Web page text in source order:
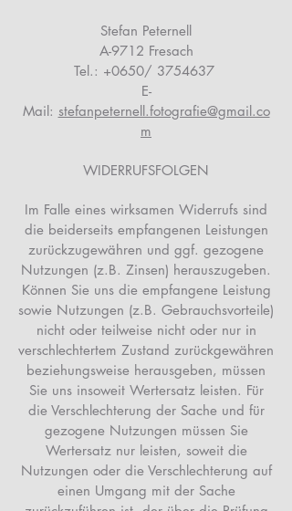
Stefan Peternell
A-9712 Fresach
Tel.: +0650/ 3754637
E-
Mail: stefanpeternell.fotografie@gmail.co
m
WIDERRUFSFOLGEN
Im Falle eines wirksamen Widerrufs sind
die beiderseits empfangenen Leistungen
zurückzugewähren und ggf. gezogene
Nutzungen (z.B. Zinsen) herauszugeben.
Können Sie uns die empfangene Leistung
sowie Nutzungen (z.B. Gebrauchsvorteile)
nicht oder teilweise nicht oder nur in
verschlechtertem Zustand zurückgewähren
beziehungsweise herausgeben, müssen
Sie uns insoweit Wertersatz leisten. Für
die Verschlechterung der Sache und für
gezogene Nutzungen müssen Sie
Wertersatz nur leisten, soweit die
Nutzungen oder die Verschlechterung auf
einen Umgang mit der Sache